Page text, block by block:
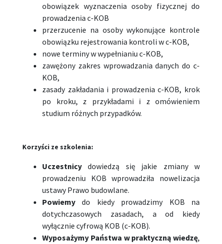
obowiązek wyznaczenia osoby fizycznej do
prowadzenia c-KOB
przerzucenie na osoby wykonujące kontrole
obowiązku rejestrowania kontroli w c-KOB,
nowe terminy w wypełnianiu c-KOB,
zawężony zakres wprowadzania danych do c-
KOB,
zasady zakładania i prowadzenia c-KOB, krok
po kroku, z przykładami i z omówieniem
studium różnych przypadków.
Korzyści ze szkolenia:
Uczestnicydowiedzą się jakie zmiany w
prowadzeniu KOB wprowadziła nowelizacja
ustawy Prawo budowlane.
Powiemy do kiedy prowadzimy KOB na
dotychczasowych zasadach, a od kiedy
wyłącznie cyfrową KOB (c-KOB).
Wyposażymy Państwa w praktyczną wiedzę,